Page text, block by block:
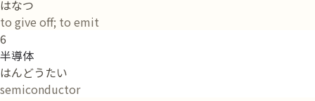
はなつ
to give off; to emit
6
半導体
はんどうたい
semiconductor